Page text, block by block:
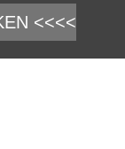
<<<<